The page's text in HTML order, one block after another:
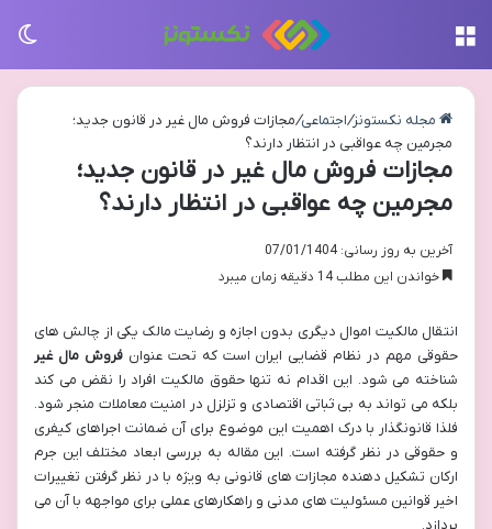
مجله نکستونز/اجتماعی/مجازات فروش مال غیر در قانون جدید؛
مجرمین چه عواقبی در انتظار دارند؟
مجازات فروش مال غیر در قانون جدید؛
مجرمین چه عواقبی در انتظار دارند؟
آخرین به روز رسانی: 07/01/1404
خواندن این مطلب 14 دقیقه زمان میبرد
انتقال مالکیت اموال دیگری بدون اجازه و رضایت مالک یکی از چالش های
حقوقی مهم در نظام قضایی ایران است که تحت عنوانفروش مال غیر
شناخته می شود. این اقدام نه تنها حقوق مالکیت افراد را نقض می کند
بلکه می تواند به بی ثباتی اقتصادی و تزلزل در امنیت معاملات منجر شود.
فلذا قانونگذار با درک اهمیت این موضوع برای آن ضمانت اجراهای کیفری
و حقوقی در نظر گرفته است. این مقاله به بررسی ابعاد مختلف این جرم
ارکان تشکیل دهنده مجازات های قانونی به ویژه با در نظر گرفتن تغییرات
اخیر قوانین مسئولیت های مدنی و راهکارهای عملی برای مواجهه با آن می
پردازد.